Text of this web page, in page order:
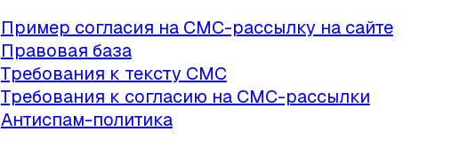
Пример согласия на СМС-рассылку на сайте
Правовая база
Требования к тексту СМС
Требования к согласию на СМС-рассылки
Антиспам-политика